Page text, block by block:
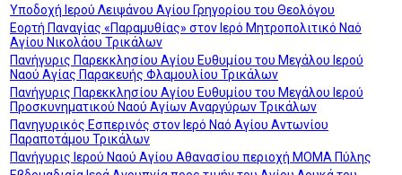
Υποδοχή Ιερού Λειψάνου Αγίου Γρηγορίου του Θεολόγου
Εορτή Παναγίας «Παραμυθίας» στον Ιερό Μητροπολιτικό Ναό
Αγίου Νικολάου Τρικάλων
Πανήγυρις Παρεκκλησίου Αγίου Ευθυμίου του Μεγάλου Ιερού
Ναού Αγίας Παρακευής Φλαμουλίου Τρικάλων
Πανήγυρις Παρεκκλησίου Αγίου Ευθυμίου του Μεγάλου Ιερού
Προσκυνηματικού Ναού Αγίων Αναργύρων Τρικάλων
Πανηγυρικός Εσπερινός στον Ιερό Ναό Αγίου Αντωνίου
Παραποτάμου Τρικάλων
Πανήγυρις Ιερού Ναού Αγίου Αθανασίου περιοχή ΜΟΜΑ Πύλης